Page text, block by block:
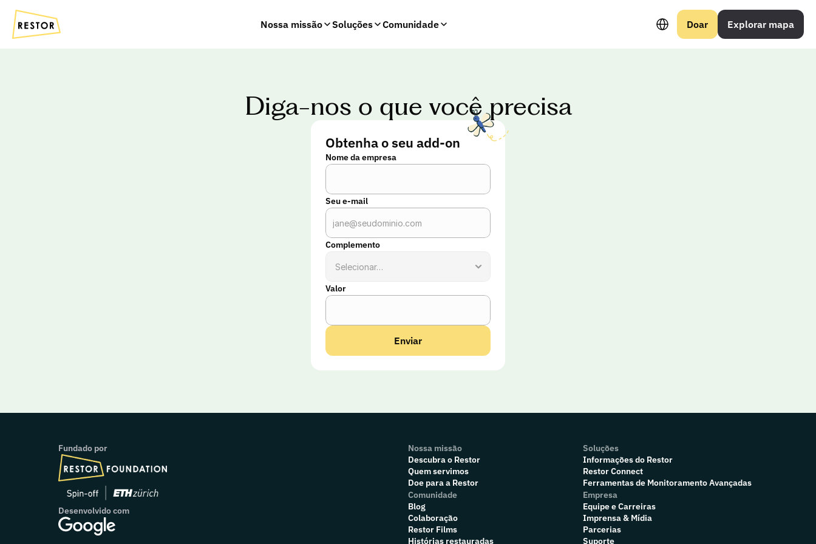
Nossa missão Soluções Comunidade
Select Language
Doar Explorar mapa
Diga-nos o que você precisa
Obtenha o seu add-on
Nome da empresa
Seu e-mail
Complemento
Valor
Enviar
Fundado por
Desenvolvido com
Nossa missão
Descubra o Restor
Quem servimos
Doe para a Restor
Soluções
Informações do Restor
Restor Connect
Ferramentas de Monitoramento Avançadas
Comunidade
Blog
Colaboração
Restor Films
Histórias restauradas
Empresa
Equipe e Carreiras
Imprensa & Mídia
Parcerias
Suporte